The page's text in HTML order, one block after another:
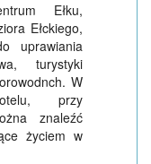
Ełku,
Ełckiego,
uprawiania
turystyki
W
przy
znaleźć
życiem w